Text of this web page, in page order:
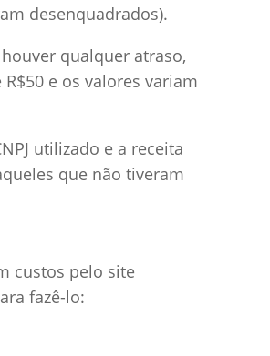
desenquadrados).
qualquer atraso,
e os valores variam
utilizado e a receita
que não tiveram
custos pelo site
fazê-lo: